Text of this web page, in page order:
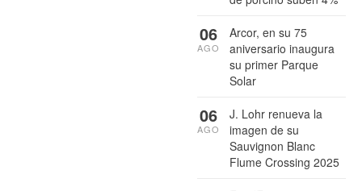
Arcor, en su 75
aniversario inaugura
su primer Parque
Solar
06
AGO
J. Lohr renueva la
imagen de su
Sauvignon Blanc
Flume Crossing 2025
06
AGO